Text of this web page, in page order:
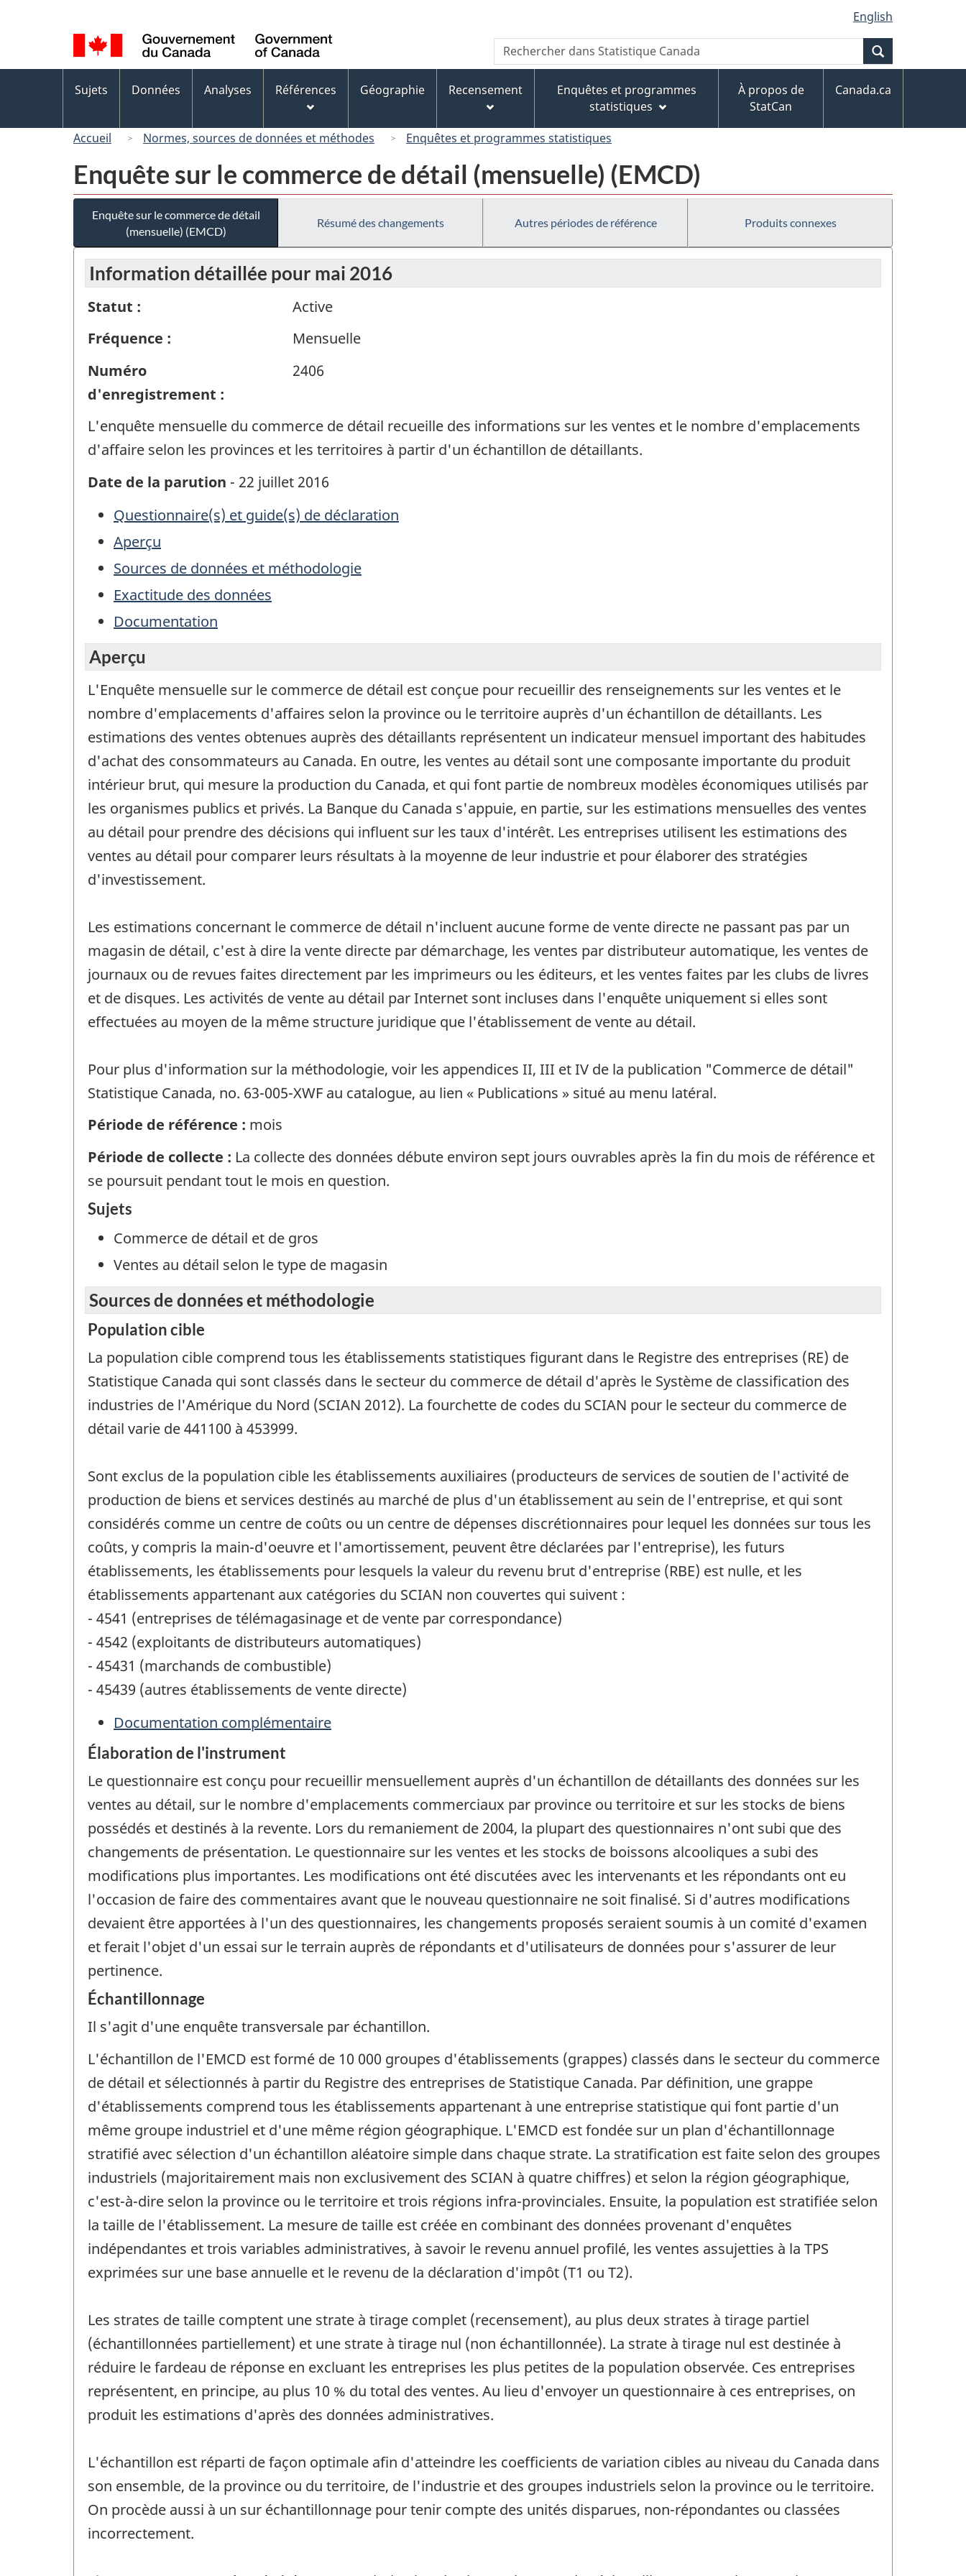
au
contenu
principal
« À
propos
de
ce
version
HTML
simplifiée
de
la
langue
English
Canada
Recherche
Rechercher
dans
Canada
des
Sujets Données Analyses Références Géographie Recensement
Enquêtes et programmes
statistiques
À propos de
StatCan
Canada.ca
Accueil Normes, sources de données et méthodes Enquêtes et programmes statistiques
Enquête sur le commerce de détail (mensuelle) (EMCD)
Enquête sur le commerce de détail
(mensuelle) (EMCD)
Résumé des changements Autres périodes de référence Produits connexes
Information détaillée pour mai 2016
Statut :
Active
Fréquence :
Mensuelle
Numéro
d'enregistrement :
2406
L'enquête mensuelle du commerce de détail recueille des informations sur les ventes et le nombre d'emplacements
d'affaire selon les provinces et les territoires à partir d'un échantillon de détaillants.
Date de la parution - 22 juillet 2016
Questionnaire(s) et guide(s) de déclaration
Aperçu
Sources de données et méthodologie
Exactitude des données
Documentation
Aperçu
L'Enquête mensuelle sur le commerce de détail est conçue pour recueillir des renseignements sur les ventes et le
nombre d'emplacements d'affaires selon la province ou le territoire auprès d'un échantillon de détaillants. Les
estimations des ventes obtenues auprès des détaillants représentent un indicateur mensuel important des habitudes
d'achat des consommateurs au Canada. En outre, les ventes au détail sont une composante importante du produit
intérieur brut, qui mesure la production du Canada, et qui font partie de nombreux modèles économiques utilisés par
les organismes publics et privés. La Banque du Canada s'appuie, en partie, sur les estimations mensuelles des ventes
au détail pour prendre des décisions qui influent sur les taux d'intérêt. Les entreprises utilisent les estimations des
ventes au détail pour comparer leurs résultats à la moyenne de leur industrie et pour élaborer des stratégies
d'investissement.
Les estimations concernant le commerce de détail n'incluent aucune forme de vente directe ne passant pas par un
magasin de détail, c'est à dire la vente directe par démarchage, les ventes par distributeur automatique, les ventes de
journaux ou de revues faites directement par les imprimeurs ou les éditeurs, et les ventes faites par les clubs de livres
et de disques. Les activités de vente au détail par Internet sont incluses dans l'enquête uniquement si elles sont
effectuées au moyen de la même structure juridique que l'établissement de vente au détail.
Pour plus d'information sur la méthodologie, voir les appendices II, III et IV de la publication "Commerce de détail"
Statistique Canada, no. 63-005-XWF au catalogue, au lien « Publications » situé au menu latéral.
Période de référence : mois
Période de collecte : La collecte des données débute environ sept jours ouvrables après la fin du mois de référence et
se poursuit pendant tout le mois en question.
Sujets
Commerce de détail et de gros
Ventes au détail selon le type de magasin
Sources de données et méthodologie
Population cible
La population cible comprend tous les établissements statistiques figurant dans le Registre des entreprises (RE) de
Statistique Canada qui sont classés dans le secteur du commerce de détail d'après le Système de classification des
industries de l'Amérique du Nord (SCIAN 2012). La fourchette de codes du SCIAN pour le secteur du commerce de
détail varie de 441100 à 453999.
Sont exclus de la population cible les établissements auxiliaires (producteurs de services de soutien de l'activité de
production de biens et services destinés au marché de plus d'un établissement au sein de l'entreprise, et qui sont
considérés comme un centre de coûts ou un centre de dépenses discrétionnaires pour lequel les données sur tous les
coûts, y compris la main-d'oeuvre et l'amortissement, peuvent être déclarées par l'entreprise), les futurs
établissements, les établissements pour lesquels la valeur du revenu brut d'entreprise (RBE) est nulle, et les
établissements appartenant aux catégories du SCIAN non couvertes qui suivent :
- 4541 (entreprises de télémagasinage et de vente par correspondance)
- 4542 (exploitants de distributeurs automatiques)
- 45431 (marchands de combustible)
- 45439 (autres établissements de vente directe)
Documentation complémentaire
Élaboration de l'instrument
Le questionnaire est conçu pour recueillir mensuellement auprès d'un échantillon de détaillants des données sur les
ventes au détail, sur le nombre d'emplacements commerciaux par province ou territoire et sur les stocks de biens
possédés et destinés à la revente. Lors du remaniement de 2004, la plupart des questionnaires n'ont subi que des
changements de présentation. Le questionnaire sur les ventes et les stocks de boissons alcooliques a subi des
modifications plus importantes. Les modifications ont été discutées avec les intervenants et les répondants ont eu
l'occasion de faire des commentaires avant que le nouveau questionnaire ne soit finalisé. Si d'autres modifications
devaient être apportées à l'un des questionnaires, les changements proposés seraient soumis à un comité d'examen
et ferait l'objet d'un essai sur le terrain auprès de répondants et d'utilisateurs de données pour s'assurer de leur
pertinence.
Échantillonnage
Il s'agit d'une enquête transversale par échantillon.
L'échantillon de l'EMCD est formé de 10 000 groupes d'établissements (grappes) classés dans le secteur du commerce
de détail et sélectionnés à partir du Registre des entreprises de Statistique Canada. Par définition, une grappe
d'établissements comprend tous les établissements appartenant à une entreprise statistique qui font partie d'un
même groupe industriel et d'une même région géographique. L'EMCD est fondée sur un plan d'échantillonnage
stratifié avec sélection d'un échantillon aléatoire simple dans chaque strate. La stratification est faite selon des groupes
industriels (majoritairement mais non exclusivement des SCIAN à quatre chiffres) et selon la région géographique,
c'est-à-dire selon la province ou le territoire et trois régions infra-provinciales. Ensuite, la population est stratifiée selon
la taille de l'établissement. La mesure de taille est créée en combinant des données provenant d'enquêtes
indépendantes et trois variables administratives, à savoir le revenu annuel profilé, les ventes assujetties à la TPS
exprimées sur une base annuelle et le revenu de la déclaration d'impôt (T1 ou T2).
Les strates de taille comptent une strate à tirage complet (recensement), au plus deux strates à tirage partiel
(échantillonnées partiellement) et une strate à tirage nul (non échantillonnée). La strate à tirage nul est destinée à
réduire le fardeau de réponse en excluant les entreprises les plus petites de la population observée. Ces entreprises
représentent, en principe, au plus 10 % du total des ventes. Au lieu d'envoyer un questionnaire à ces entreprises, on
produit les estimations d'après des données administratives.
L'échantillon est réparti de façon optimale afin d'atteindre les coefficients de variation cibles au niveau du Canada dans
son ensemble, de la province ou du territoire, de l'industrie et des groupes industriels selon la province ou le territoire.
On procède aussi à un sur échantillonnage pour tenir compte des unités disparues, non-répondantes ou classées
incorrectement.